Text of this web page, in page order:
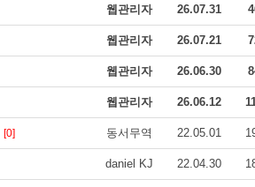
웹관리자 26.07.31
웹관리자 26.07.21
웹관리자 26.06.30
웹관리자 26.06.12
[0] 동서무역 22.05.01
daniel KJ 22.04.30